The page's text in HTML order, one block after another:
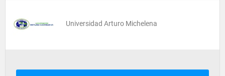
Universidad Arturo Michelena